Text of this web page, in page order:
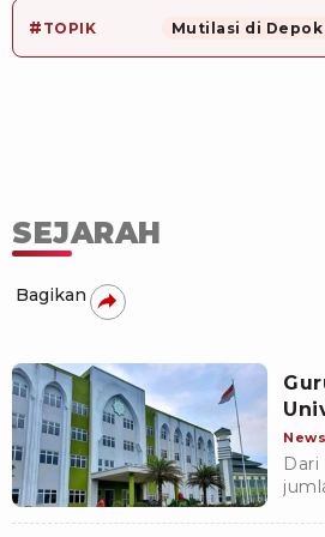
# TOPIK Mutilasi di Depok
SEJARAH
Bagikan
News